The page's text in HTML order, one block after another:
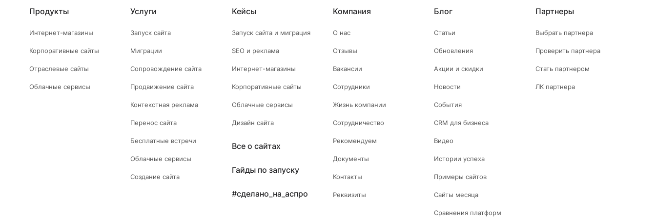
Продукты
Интернет-магазины
Корпоративные сайты
Отраслевые сайты
Облачные сервисы
Услуги
Запуск сайта
Миграции
Сопровождение сайта
Продвижение сайта
Контекстная реклама
Перенос сайта
Бесплатные встречи
Облачные сервисы
Создание сайта
Кейсы
Запуск сайта и миграция
SEO и реклама
Интернет-магазины
Корпоративные сайты
Облачные сервисы
Дизайн сайта
Все о сайтах
Гайды по запуску
#сделано_на_аспро
Компания
О нас
Отзывы
Вакансии
Сотрудники
Жизнь компании
Сотрудничество
Рекомендуем
Документы
Контакты
Реквизиты
Блог
Статьи
Обновления
Акции и скидки
Новости
События
CRM для бизнеса
Видео
Истории успеха
Примеры сайтов
Сайты месяца
Сравнения платформ
Партнеры
Выбрать партнера
Проверить партнера
Стать партнером
ЛК партнера